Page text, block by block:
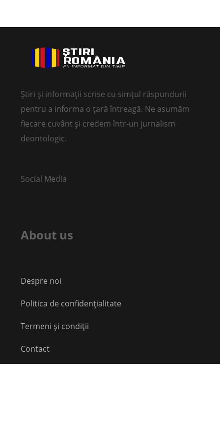
Știri și informații scrise cu simțul răspundurii
pentru a informa o țară întreagă. Ne asumăm
fiecare cuvânt și credem într-un jurnalism
deontologic.
Social Media
About us
Despre noi
Politica de confidențialitate
Termeni și condiții
Contact